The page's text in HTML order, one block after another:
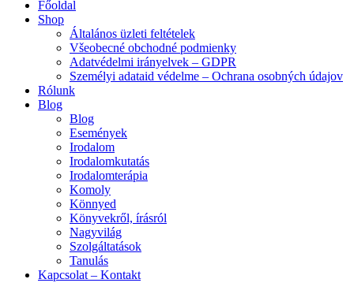
Főoldal
Shop
Általános üzleti feltételek
Všeobecné obchodné podmienky
Adatvédelmi irányelvek – GDPR
Személyi adataid védelme – Ochrana osobných údajov
Rólunk
Blog
Blog
Események
Irodalom
Irodalomkutatás
Irodalomterápia
Komoly
Könnyed
Könyvekről, írásról
Nagyvilág
Szolgáltatások
Tanulás
Kapcsolat – Kontakt